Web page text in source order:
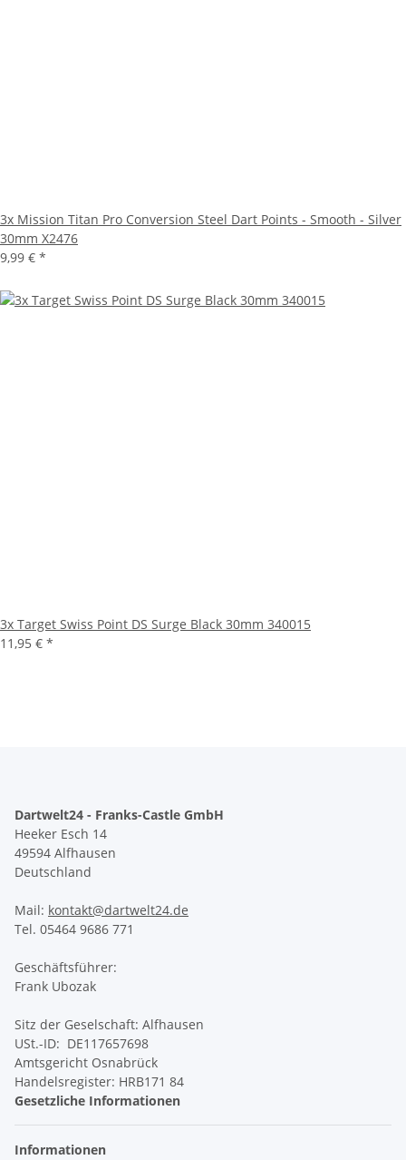
3x Mission Titan Pro Conversion Steel Dart Points - Smooth - Silver
30mm X2476
9,99 € *
3x Target Swiss Point DS Surge Black 30mm 340015
11,95 € *
Dartwelt24 - Franks-Castle GmbH
Heeker Esch 14
49594 Alfhausen
Deutschland
Mail: kontakt@dartwelt24.de
Tel. 05464 9686 771
Geschäftsführer:
Frank Ubozak
Sitz der Geselschaft: Alfhausen
USt.-ID: DE117657698
Amtsgericht Osnabrück
Handelsregister: HRB171 84
Gesetzliche Informationen
Informationen